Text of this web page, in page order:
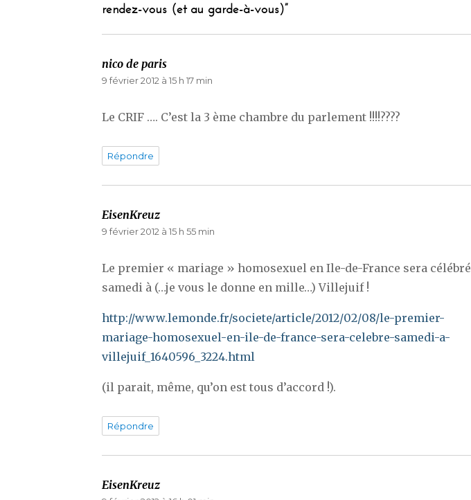
rendez-vous (et au garde-à-vous)”
nico de paris
9 février 2012 à 15 h 17 min
Le CRIF …. C’est la 3 ème chambre du parlement !!!!????
Répondre
EisenKreuzdit :
9 février 2012 à 15 h 55 min
Le premier « mariage » homosexuel en Ile-de-France sera célébré
samedi à (…je vous le donne en mille…) Villejuif !
http://www.lemonde.fr/societe/article/2012/02/08/le-premier-
mariage-homosexuel-en-ile-de-france-sera-celebre-samedi-a-
villejuif_1640596_3224.html
(il parait, même, qu’on est tous d’accord !).
Répondre
EisenKreuzdit :